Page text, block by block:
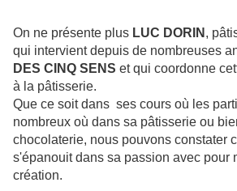
On ne présente plus LUC DORIN ,
qui intervient depuis de nombreuses
DES CINQ SENS et qui coordonne
à la pâtisserie.
Que ce soit dans ses cours où les
nombreux où dans sa pâtisserie ou
chocolaterie, nous pouvons constater
s'épanouit dans sa passion avec pour
création.